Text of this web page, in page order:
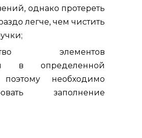
однако протереть
легче, чем чистить
элементов
в определенной
поэтому необходимо
заполнение